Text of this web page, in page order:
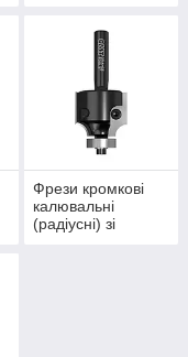
Фрези кромкові
калювальні
(радіусні) зі